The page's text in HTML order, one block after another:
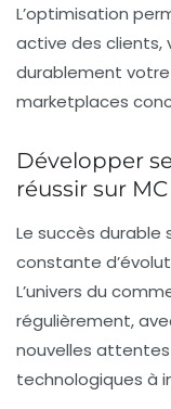
L’optimisation
active des clients,
durablement votre
marketplaces
Développer
réussir sur
Le succès durable
constante
L’univers du
régulièrement,
nouvelles
technologiques à